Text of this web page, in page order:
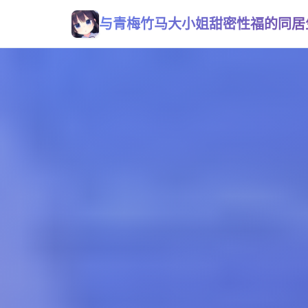
与青梅竹马大小姐甜密性福的同